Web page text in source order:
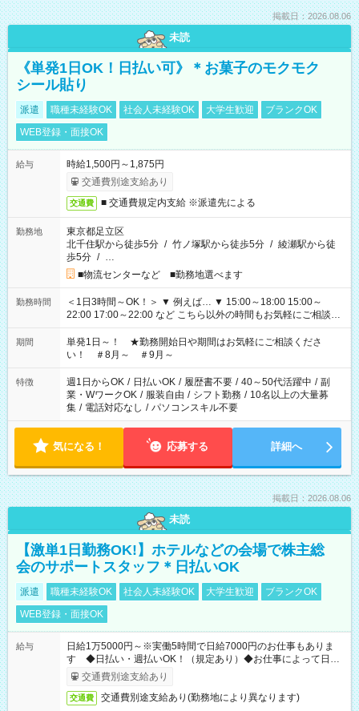
掲載日：2026.08.06
未読
《単発1日OK！日払い可》＊お菓子のモクモク
シール貼り
派遣 職種未経験OK 社会人未経験OK 大学生歓迎
ブランクOK
WEB登録・面接OK
給与
時給1,500円～1,875円
交通費別途支給あり
交通費 ■ 交通費規定内支給 ※派遣先による
勤務地
東京都足立区
北千住駅から徒歩5分 / 竹ノ塚駅から徒歩5分 / 綾瀬駅から徒
歩5分 / …
■物流センターなど ■勤務地選べます
勤務時間
＜1日3時間～OK！＞ ▼ 例えば… ▼ 15:00～18:00 15:00～
22:00 17:00～22:00 など こちら以外の時間もお気軽にご相談く
ださい！
期間
単発1日～！ ★勤務開始日や期間はお気軽にご相談くださ
い！ ＃8月～ ＃9月～
特徴 週1日からOK / 日払いOK / 履歴書不要 / 40～50代活躍中 / 副
業・WワークOK / 服装自由 / シフト勤務 / 10名以上の大量募
集 / 電話対応なし / パソコンスキル不要
気になる！ 応募する 詳細へ
掲載日：2026.08.06
未読
【激単1日勤務OK!】ホテルなどの会場で株主総
会のサポートスタッフ＊日払いOK
派遣 職種未経験OK 社会人未経験OK 大学生歓迎
ブランクOK
WEB登録・面接OK
給与
日給1万5000円～※実働5時間で日給7000円のお仕事もありま
す ◆日払い・週払いOK！（規定あり）◆お仕事によって日給
も異なります
交通費別途支給あり
交通費 交通費別途支給あり(勤務地により異なります)